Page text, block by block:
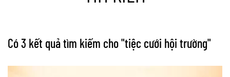
Có 3 kết quả tìm kiếm cho "tiệc cưới hội trường"